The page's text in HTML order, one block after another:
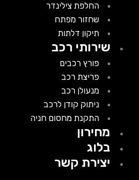
החלפת צילינדר
שחזור מפתח
תיקון דלתות
שירותי רכב
פורץ רכבים
פריצת רכב
מנעולן רכב
ניתוק קודן לרכב
התקנת מחסום חניה
מחירון
בלוג
יצירת קשר